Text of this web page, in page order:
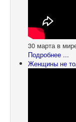
30 марта в
Подробнее ...
Женщины не